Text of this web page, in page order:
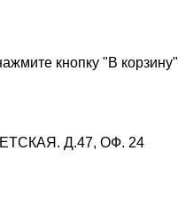
кнопку "В корзину"
Д.47, ОФ. 24